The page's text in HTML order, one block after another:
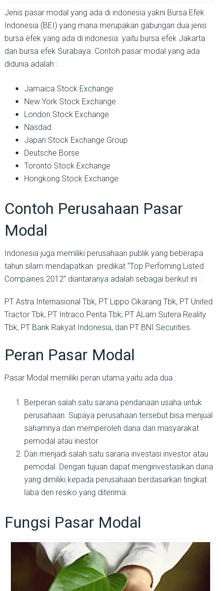
Jenis pasar modal yang ada di indonesia yakni Bursa Efek
Indonesia (BEI) yang mana merupakan gabungan dua jenis
bursa efek yang ada di indonesia. yaitu bursa efek Jakarta
dan bursa efek Surabaya. Contoh pasar modal yang ada
didunia adalah :
Jamaica Stock Exchange
New York Stock Exchange
London Stock Exchange
Nasdad
Japan Stock Exchange Group
Deutsche Borse
Toronto Stock Exchange
Hongkong Stock Exchange
Contoh Perusahaan Pasar
Modal
Indonesia juga memiliki perusahaan publik yang beberapa
tahun silam mendapatkan predikat “Top Perfoming Listed
Compaines 2012” diantaranya adalah sebagai berikut ini :
PT Astra Internasional Tbk, PT Lippo Cikarang Tbk, PT United
Tractor Tbk, PT Intraco Penta Tbk, PT ALam Sutera Reality
Tbk, PT Bank Rakyat Indonesia, dan PT BNI Securities.
Peran Pasar Modal
Pasar Modal memiliki peran utama yaitu ada dua :
Berperan salah satu sarana pendanaan usaha untuk
perusahaan. Supaya perusahaan tersebut bisa menjual
sahamnya dan memperoleh dana dari masyarakat
pemodal atau inestor
Dan menjadi salah satu sarana investasi investor atau
pemodal. Dengan tujuan dapat menginvestasikan dana
yang dimiliki kepada perusahaan berdasarkan tingkat
laba den resiko yang diterima.
Fungsi Pasar Modal